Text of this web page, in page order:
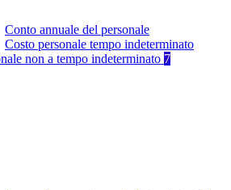
Conto annuale del personale
Costo personale tempo indeterminato
non a tempo indeterminato 7